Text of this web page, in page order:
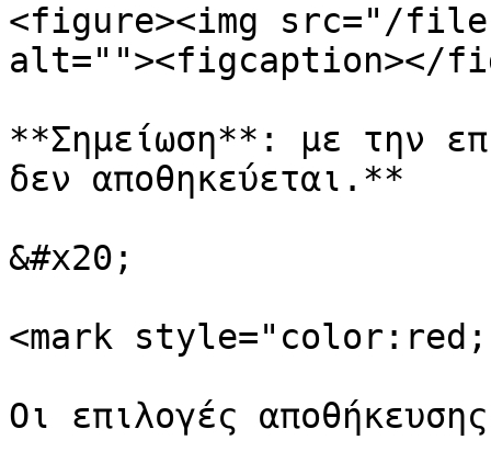
<figure><img src="/files/
alt=""><figcaption></
**Σημείωση**: με την
δεν αποθηκεύεται.**
&#x20;
<mark
Οι επιλογές